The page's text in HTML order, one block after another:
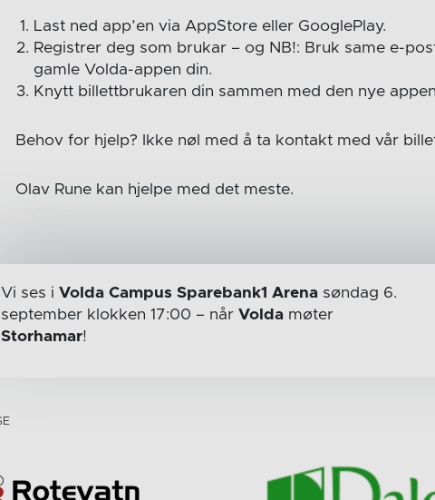
Last ned app’en via AppStore eller GooglePlay.
Registrer deg som brukar – og NB!: Bruk same e-
gamle Volda-appen din.
Knytt billettbrukaren din sammen med den nye
Behov for hjelp? Ikke nøl med å ta kontakt med vår
Olav Rune kan hjelpe med det meste.
Vi ses i Volda Campus Sparebank1 Arenasøndag 6.
september klokken 17:00 – når Voldamøter
Storhamar!